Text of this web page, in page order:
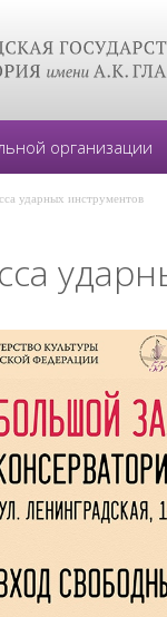
организации
ударных инструментов